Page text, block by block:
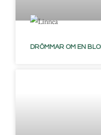
DRÖMMAR OM EN